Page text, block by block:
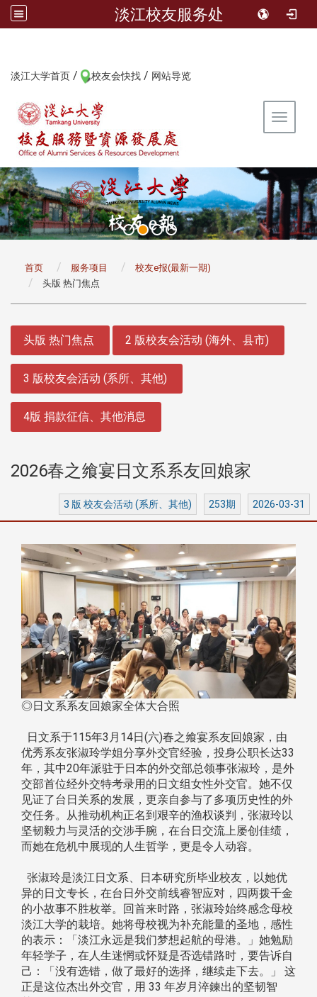
淡江校友服务处
淡江大学首页 / 校友会快找 / 网站导览
Toggle
首页 服务项目
校友e报(最新一期)
头版 热门焦点
头版 热门焦点 2 版校友会活动 (海外、县市)
3 版校友会活动 (系所、其他)
4版 捐款征信、其他消息
2026春之飨宴日文系系友回娘家
3 版 校友会活动 (系所、其他) 253期 2026-03-31
◎日文系系友回娘家全体大合照
日文系于115年3月14日(六)春之飨宴系友回娘家，由
优秀系友张淑玲学姐分享外交官经验，投身公职长达33
年，其中20年派驻于日本的外交部总领事张淑玲，是外
交部首位经外交特考录用的日文组女性外交官。她不仅
见证了台日关系的发展，更亲自参与了多项历史性的外
交任务。从推动机构正名到艰辛的渔权谈判，张淑玲以
坚韧毅力与灵活的交涉手腕，在台日交流上屡创佳绩，
而她在危机中展现的人生哲学，更是令人动容。
张淑玲是淡江日文系、日本研究所毕业校友，以她优
异的日文专长，在台日外交前线睿智应对，四两拨千金
的小故事不胜枚举。回首来时路，张淑玲始终感念母校
淡江大学的栽培。她将母校视为补充能量的圣地，感性
的表示：「淡江永远是我们梦想起航的母港。」她勉励
年轻学子，在人生迷惘或怀疑是否选错路时，要告诉自
己：「没有选错，做了最好的选择，继续走下去。」 这
正是这位杰出外交官，用 33 年岁月淬鍊出的坚韧智